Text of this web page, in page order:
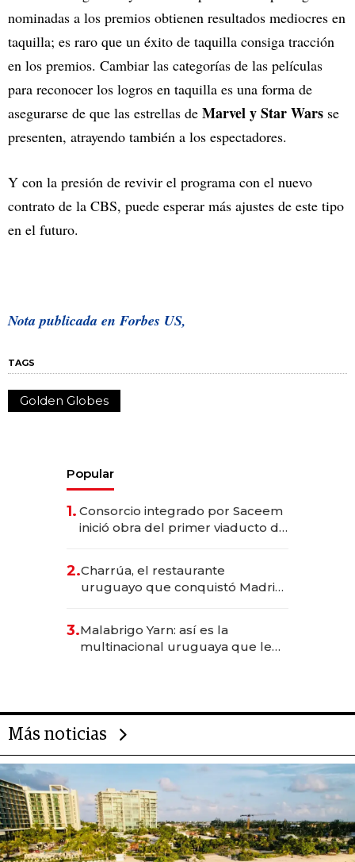
nominadas a los premios obtienen resultados mediocres en
taquilla; es raro que un éxito de taquilla consiga tracción
en los premios. Cambiar las categorías de las películas
para reconocer los logros en taquilla es una forma de
asegurarse de que las estrellas de Marvel y Star Wars se
presenten, atrayendo también a los espectadores.
Y con la presión de revivir el programa con el nuevo
contrato de la CBS, puede esperar más ajustes de este tipo
en el futuro.
Nota publicada en Forbes US,
TAGS
Golden Globes
Popular
1. Consorcio integrado por Saceem
inició obra del primer viaducto de
millones
2.Charrúa, el restaurante
uruguayo que conquistó Madrid:
anticipación y prepara apertura
3.Malabrigo Yarn: así es la
multinacional uruguaya que le
Más noticias